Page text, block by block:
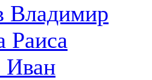
Владимир
Раиса
Иван